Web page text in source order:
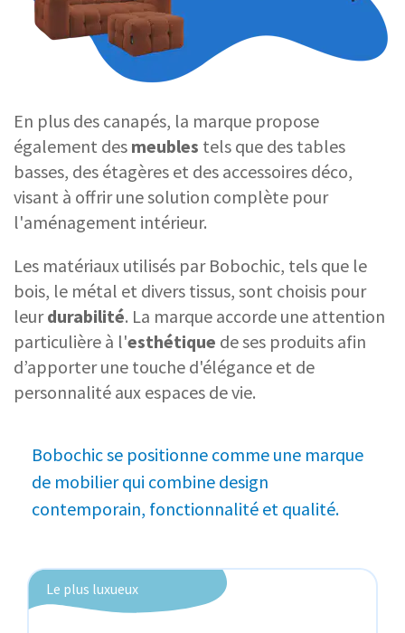
En plus des canapés, la marque propose
également des meubles tels que des tables
basses, des étagères et des accessoires déco,
visant à offrir une solution complète pour
l'aménagement intérieur.
Les matériaux utilisés par Bobochic, tels que le
bois, le métal et divers tissus, sont choisis pour
leurdurabilité. La marque accorde une attention
particulière à l'esthétique de ses produits afin
d’apporter une touche d'élégance et de
personnalité aux espaces de vie.
Bobochic se positionne comme une marque
de mobilier qui combine design
contemporain, fonctionnalité et qualité.
Le plus luxueux